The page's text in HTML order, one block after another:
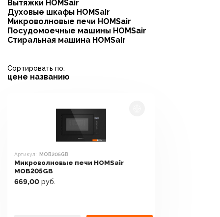
Вытяжки HOMSair
Духовые шкафы HOMSair
Микроволновые печи HOMSair
Посудомоечные машины HOMSair
Стиральная машина HOMSair
Сортировать по:
цене названию
Артикул: MOB205GB
Микроволновые печи HOMSair
MOB205GB
669,00 руб.